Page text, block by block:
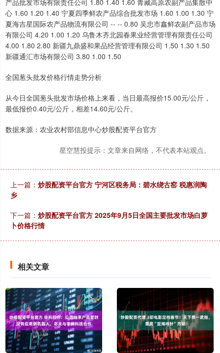
全国葱头批发价格行情走势分析
从今日全国葱头批发市场价格上来看，当日最高报价15.00元/公斤，
最低报价0.40元/公斤，相差14.60元/公斤。
数据来源：农业农村部信息中心炒股配资平台官方
星空慧投提示：文章来自网络，不代表本站观点。
上一篇： 炒股配资平台官方 宁河区税务局：碧水绕古窑 税惠润陶
乡
下一篇： 炒股配资平台官方 2025年9月5日全国主要批发市场白萝
卜价格行情
相关文章